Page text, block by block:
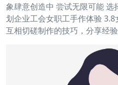
象肆意创造中 尝试无限可能
划企业工会女职工手作体验
互相切磋制作的技巧，分享经